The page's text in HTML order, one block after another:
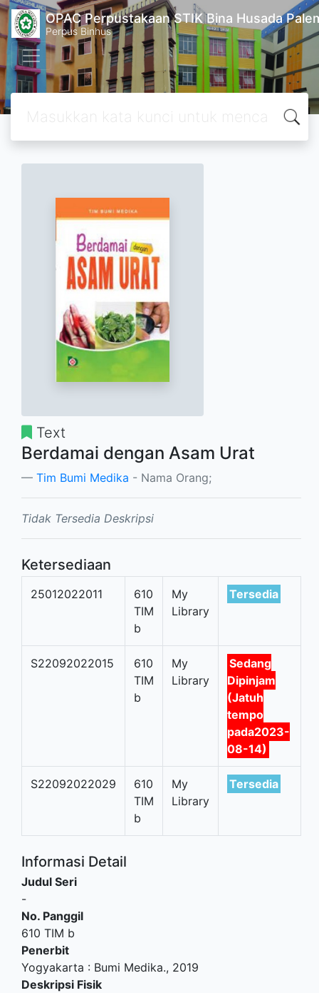
OPAC Perpustakaan STIK Bina Husada
Perpus Binhus
Text
Berdamai dengan Asam Urat
Tim Bumi Medika - Nama Orang;
Tidak Tersedia Deskripsi
Ketersediaan
25012022011
610
TIM
b
My
Library
Tersedia
S22092022015
610
TIM
b
My
Library
Sedang
Dipinjam
(Jatuh
tempo
pada2023-
08-14)
S22092022029
610
TIM
b
My
Library
Tersedia
Informasi Detail
Judul Seri
-
No. Panggil
610 TIM b
Penerbit
Yogyakarta : Bumi Medika., 2019
Deskripsi Fisik